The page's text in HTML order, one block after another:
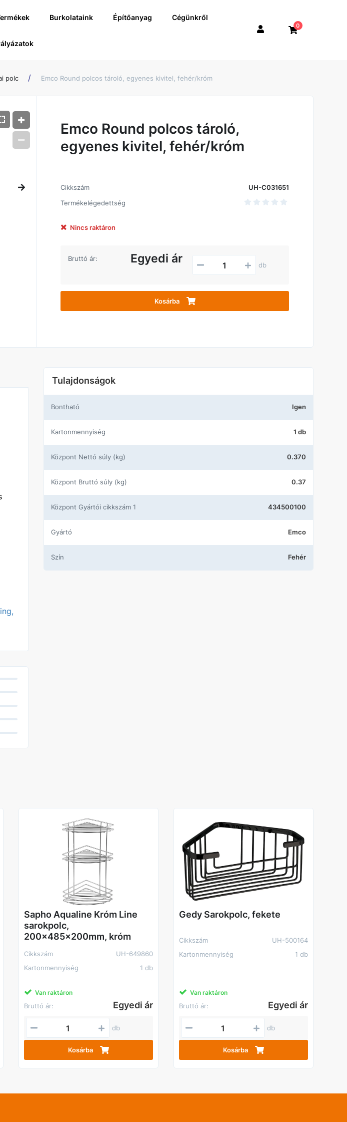
Burkolataink Építőanyag Cégünkről
0
polc Emco Round polcos tároló, egyenes kivitel, fehér/króm
Emco Round polcos tároló,
egyenes kivitel, fehér/króm
Cikkszám
UH-C031651
Termékelégedettség
Nincs raktáron
Bruttó ár: Egyedi ár db
Kosárba
Tulajdonságok
Bontható Igen
Kartonmennyiség 1 db
központ Nettó súly (kg) 0.370
központ Bruttó súly (kg) 0.37
központ Gyártói cikkszám 1 434500100
Gyártó Emco
Szín Fehér
Sapho Aqualine Króm Line
sarokpolc,
200x485x200mm, króm
Cikkszám
UH-649860
Kartonmennyiség
1 db
Van raktáron
Bruttó ár: Egyedi ár
db
Kosárba
Gedy Sarokpolc, fekete
Cikkszám
UH-500164
Kartonmennyiség
1 db
Van raktáron
Bruttó ár: Egyedi ár
db
Kosárba